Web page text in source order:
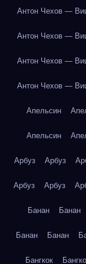
Антон Чехов —
Антон Чехов —
Антон Чехов —
Антон Чехов —
Апельсин
Апельсин
Арбуз Арбуз
Арбуз Арбуз
Банан Банан
Банан Банан
Бангкок